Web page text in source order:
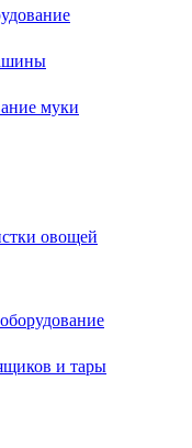
муки
овощей
и тары